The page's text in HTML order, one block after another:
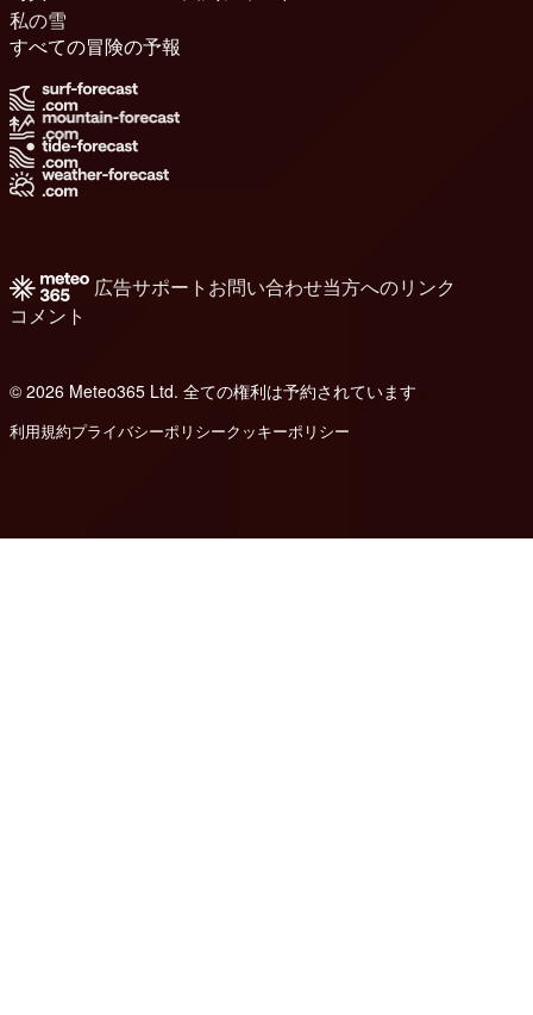
私の雪
すべての冒険の予報
広告サポート お問い合わせ当方へのリンク
コメント
© 2026 Meteo365 Ltd. 全ての権利は予約されています
利用規約プライバシーポリシークッキーポリシー